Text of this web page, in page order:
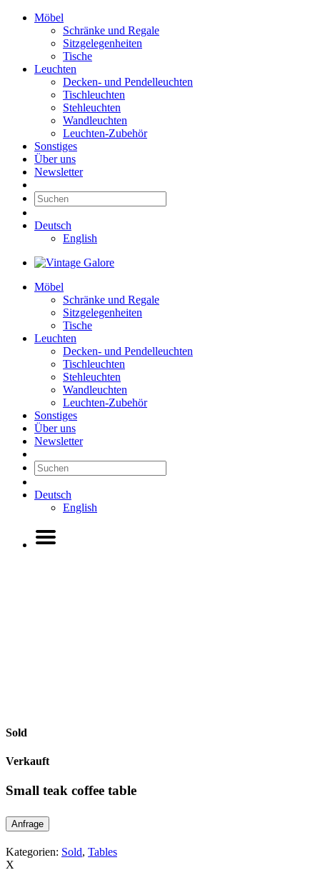
Möbel
Schränke und Regale
Sitzgelegenheiten
Tische
Leuchten
Decken- und Pendelleuchten
Tischleuchten
Stehleuchten
Wandleuchten
Leuchten-Zubehör
Sonstiges
Über uns
Newsletter
Deutsch
English
Möbel
Schränke und Regale
Sitzgelegenheiten
Tische
Leuchten
Decken- und Pendelleuchten
Tischleuchten
Stehleuchten
Wandleuchten
Leuchten-Zubehör
Sonstiges
Über uns
Newsletter
Deutsch
English
Sold
Verkauft
Small teak coffee table
Anfrage
Kategorien: Sold, Tables
X